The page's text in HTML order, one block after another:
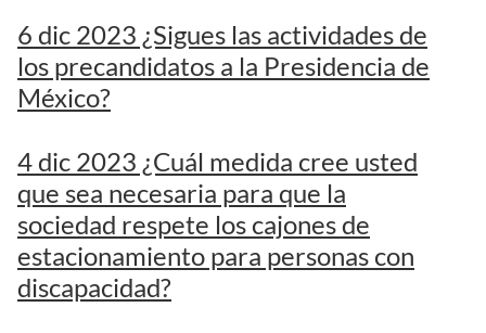
6 dic 2023 ¿Sigues las actividades de
los precandidatos a la Presidencia de
México?
4 dic 2023 ¿Cuál medida cree usted
que sea necesaria para que la
sociedad respete los cajones de
estacionamiento para personas con
discapacidad?